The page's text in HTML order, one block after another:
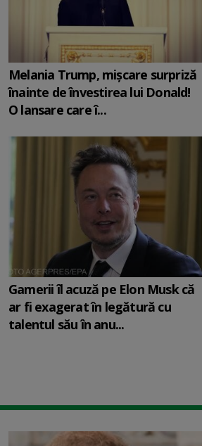
Melania Trump, mișcare surpriză
înainte de învestirea lui Donald!
O lansare care î...
Gamerii îl acuză pe Elon Musk că
ar fi exagerat în legătură cu
talentul său în anu...